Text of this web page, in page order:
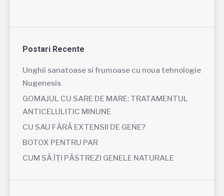
Postari Recente
Unghii sanatoase si frumoase cu noua tehnologie
Nugenesis
GOMAJUL CU SARE DE MARE: TRATAMENTUL
ANTICELULITIC MINUNE
CU SAU FĂRĂ EXTENSII DE GENE?
BOTOX PENTRU PAR
CUM SĂ ÎȚI PĂSTREZI GENELE NATURALE